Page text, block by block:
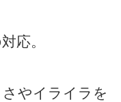
応。
やイライラを